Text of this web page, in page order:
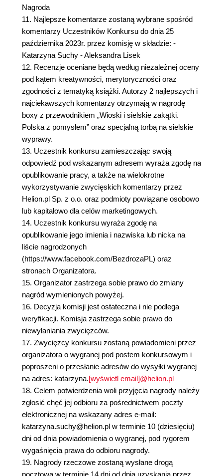
Nagroda
11. Najlepsze komentarze zostaną wybrane spośród
komentarzy Uczestników Konkursu do dnia 25
października 2023r. przez komisję w składzie: -
Katarzyna Suchy - Aleksandra Lisek
12. Recenzje oceniane będą według niezależnej oceny
pod kątem kreatywności, merytoryczności oraz
zgodności z tematyką książki. Autorzy 2 najlepszych i
najciekawszych komentarzy otrzymają w nagrodę
boxy z przewodnikiem „Wioski i sielskie zakątki.
Polska z pomysłem” oraz specjalną torbą na sielskie
wyprawy.
13. Uczestnik konkursu zamieszczając swoją
odpowiedź pod wskazanym adresem wyraża zgodę na
opublikowanie pracy, a także na wielokrotne
wykorzystywanie zwycięskich komentarzy przez
Helion.pl Sp. z o.o. oraz podmioty powiązane osobowo
lub kapitałowo dla celów marketingowych.
14. Uczestnik konkursu wyraża zgodę na
opublikowanie jego imienia i nazwiska lub nicka na
liście nagrodzonych
(https://www.facebook.com/BezdrozaPL) oraz
stronach Organizatora.
15. Organizator zastrzega sobie prawo do zmiany
nagród wymienionych powyżej.
16. Decyzja komisji jest ostateczna i nie podlega
weryfikacji. Komisja zastrzega sobie prawo do
niewyłaniania zwycięzców.
17. Zwycięzcy konkursu zostaną powiadomieni przez
organizatora o wygranej pod postem konkursowym i
poproszeni o przesłanie adresów do wysyłki wygranej
na adres: katarzyna.[wyświetl email]@helion.pl
18. Celem potwierdzenia woli przyjęcia nagrody należy
zgłosić chęć jej odbioru za pośrednictwem poczty
elektronicznej na wskazany adres e-mail:
katarzyna.suchy@helion.pl w terminie 10 (dziesięciu)
dni od dnia powiadomienia o wygranej, pod rygorem
wygaśnięcia prawa do odbioru nagrody.
19. Nagrody rzeczowe zostaną wysłane drogą
pocztową w terminie 14 dni od dnia uzyskania przez